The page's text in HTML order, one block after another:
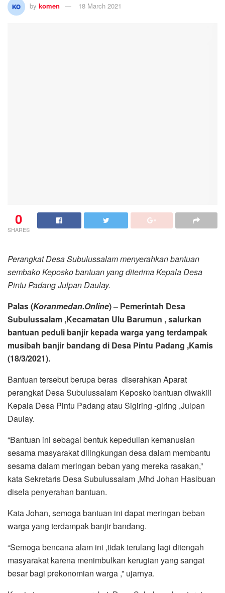
by komen 18 March 2021
0
SHARES
Perangkat Desa Subulussalam menyerahkan bantuan
sembako Keposko bantuan yang diterima Kepala Desa
Pintu Padang Julpan Daulay.
Palas (Koranmedan.Online) – Pemerintah Desa
Subulussalam ,Kecamatan Ulu Barumun , salurkan
bantuan peduli banjir kepada warga yang terdampak
musibah banjir bandang di Desa Pintu Padang ,Kamis
(18/3/2021).
Bantuan tersebut berupa beras diserahkan Aparat
perangkat Desa Subulussalam Keposko bantuan diwakili
Kepala Desa Pintu Padang atau Sigiring -giring ,Julpan
Daulay.
“Bantuan ini sebagai bentuk kepedulian kemanusian
sesama masyarakat dilingkungan desa dalam membantu
sesama dalam meringan beban yang mereka rasakan,”
kata Sekretaris Desa Subulussalam ,Mhd Johan Hasibuan
disela penyerahan bantuan.
Kata Johan, semoga bantuan ini dapat meringan beban
warga yang terdampak banjir bandang.
“Semoga bencana alam ini ,tidak terulang lagi ditengah
masyarakat karena menimbulkan kerugian yang sangat
besar bagi prekonomian warga ,” ujarnya.